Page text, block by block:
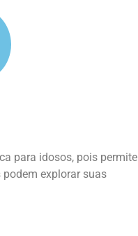
para idosos, pois permite
explorar suas